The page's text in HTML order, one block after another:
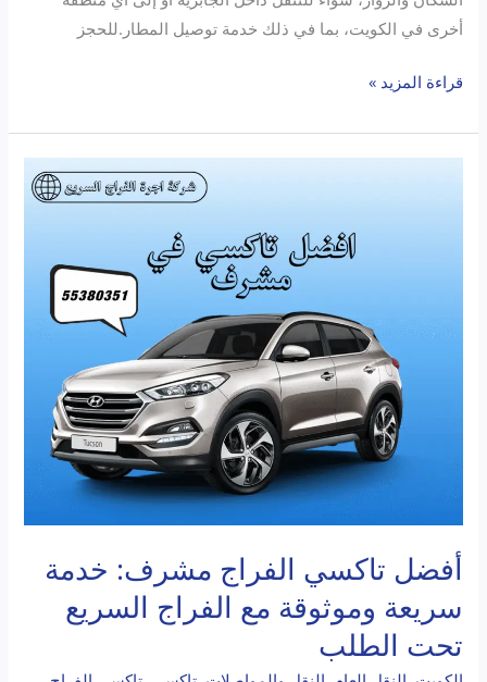
أخرى في الكويت، بما في ذلك خدمة توصيل المطار.للحجز
قراءة المزيد »
أفضل تاكسي الفراج مشرف: خدمة
سريعة وموثوقة مع الفراج السريع
تحت الطلب